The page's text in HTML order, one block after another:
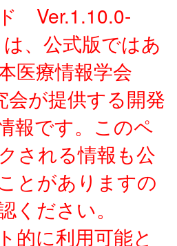
Ver.1.10.0-
、公式版ではあ
医療情報学会
会が提供する開発
報です。このペ
される情報も公
とがありますの
ください。
的に利用可能と